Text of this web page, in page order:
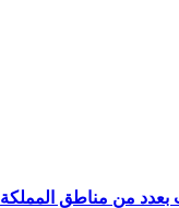
من مناطق المملكة